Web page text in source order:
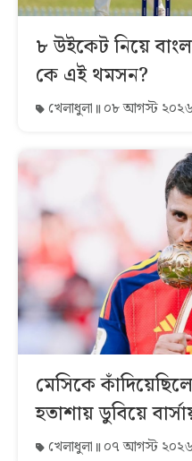
৮ উইকেট নিয়ে
কে এই থমসন?
খেলাধুলা ০৮ আগস্ট
মেসিকে
হতাশায় ডুবিয়ে
খেলাধুলা ০৭ আগস্ট